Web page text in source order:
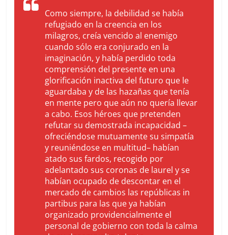
Como siempre, la debilidad se había
refugiado en la creencia en los
milagros, creía vencido al enemigo
cuando sólo era conjurado en la
imaginación, y había perdido toda
comprensión del presente en una
glorificación inactiva del futuro que le
aguardaba y de las hazañas que tenía
en mente pero que aún no quería llevar
a cabo. Esos héroes que pretenden
refutar su demostrada incapacidad –
ofreciéndose mutuamente su simpatía
y reuniéndose en multitud– habían
atado sus fardos, recogido por
adelantado sus coronas de laurel y se
habían ocupado de descontar en el
mercado de cambios las repúblicas in
partibus para las que ya habían
organizado providencialmente el
personal de gobierno con toda la calma